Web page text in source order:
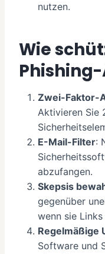
nutzen.
Wie
Zwei-Faktor-
Aktivieren Sie
E-Mail-Filter:
abzufangen.
Skepsis
gegenüber
wenn sie
Regelmäßige
Software und